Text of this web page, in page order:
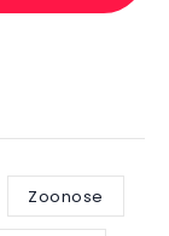
Zoonose